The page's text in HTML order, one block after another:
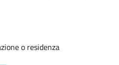
o residenza